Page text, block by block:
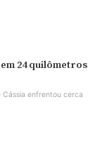
24 quilômetros
Cássia enfrentou cerca